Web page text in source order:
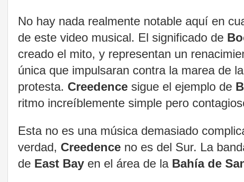
No hay nada realmente notable aquí en
de este video musical. El significado de
creado el mito, y representan un
única que impulsaran contra la marea de
protesta. Creedence sigue el ejemplo de
ritmo increíblemente simple pero
Esta no es una música demasiado
verdad, Creedence no es del Sur. La
de East Bay en el área de la Bahía de